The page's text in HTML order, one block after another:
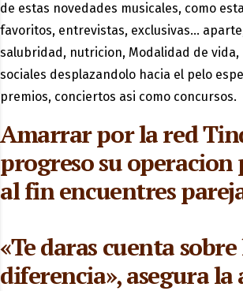
de estas novedades musicales, como
favoritos, entrevistas, exclusivas…
salubridad, nutricion, Modalidad de
sociales desplazandolo hacia el pelo
premios, conciertos asi­ como concursos.
Amarrar por la red
progreso su operacion
al fin encuentres
«Te daras cuenta sobre
diferencia», asegura